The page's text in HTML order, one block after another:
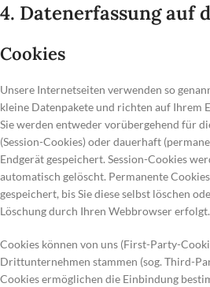
4. Datenerfassung auf
Cookies
Unsere Internetseiten verwenden so
kleine Datenpakete und richten auf Ihrem
Sie werden entweder vorübergehend für
(Session-Cookies) oder dauerhaft
Endgerät gespeichert. Session-Cookies
automatisch gelöscht. Permanente
gespeichert, bis Sie diese selbst löschen
Löschung durch Ihren Webbrowser erfolgt.
Cookies können von uns (First-Party-
Drittunternehmen stammen (sog. Third-
Cookies ermöglichen die Einbindung